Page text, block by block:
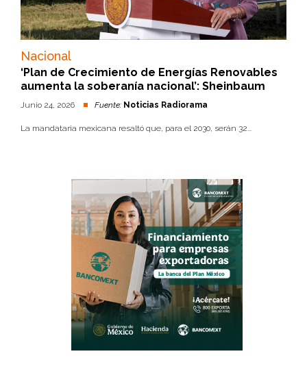
Nacional
‘Plan de Crecimiento de Energías Renovables
aumenta la soberanía nacional’: Sheinbaum
Junio 24, 2026 Fuente: Noticias Radiorama
La mandataria mexicana resaltó que, para el 2030, serán 32...